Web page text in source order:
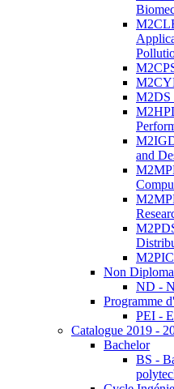
M2DS
and
Non
ND -
Programme
PEI -
Catalogue 2019 -
Bachelor
BS -